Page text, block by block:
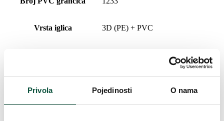
Privola Pojedinosti O nama
Vrsta iglica 3D (PE) + PVC